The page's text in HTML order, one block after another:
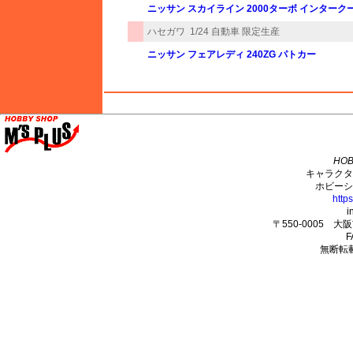
ニッサン スカイライン 2000ターボ インターク
ハセガワ 1/24 自動車 限定生産
ニッサン フェアレディ 240ZG パトカー
キャラク
ホビー
〒550-0005 大阪
無断転